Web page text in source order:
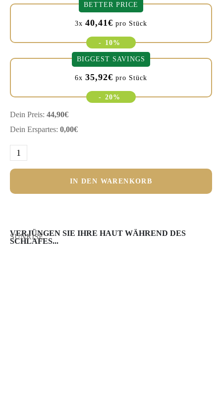
3x 40,41 € pro Stück
- 10%
BETTER PRICE
6x 35,92€ pro Stück
- 20%
BIGGEST SAVINGS
Dein Preis: 44,90€
Dein Erspartes: 0,00€
IN DEN WARENKORB
VERJÜNGEN SIE IHRE HAUT WÄHREND DES
SCHLAFES...
SUNRISE